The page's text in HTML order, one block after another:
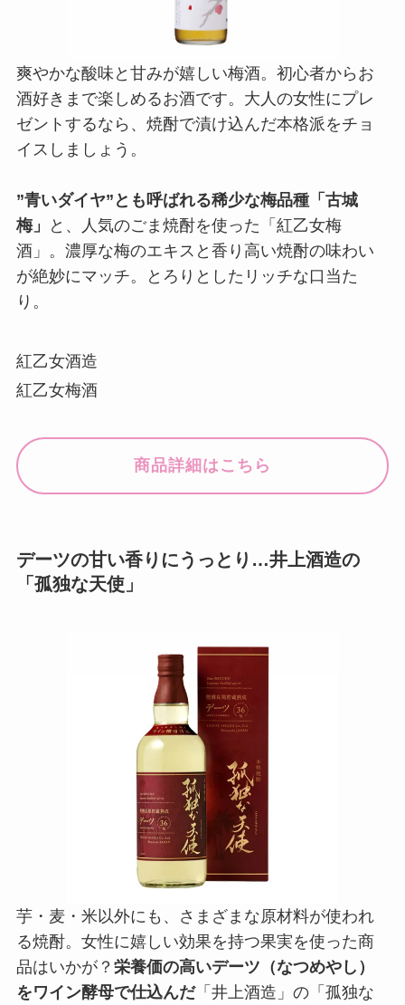
爽やかな酸味と甘みが嬉しい梅酒。初心者からお
酒好きまで楽しめるお酒です。大人の女性にプレ
ゼントするなら、焼酎で漬け込んだ本格派をチョ
イスしましょう。
”青いダイヤ”とも呼ばれる稀少な梅品種「古城
梅」
と、人気のごま焼酎を使った「紅乙女梅
酒」。濃厚な梅のエキスと香り高い焼酎の味わい
が絶妙にマッチ。とろりとしたリッチな口当た
り。
紅乙女酒造
紅乙女梅酒
商品詳細はこちら
デーツの甘い香りにうっとり…井上酒造の
「孤独な天使」
芋・麦・米以外にも、さまざまな原材料が使われ
る焼酎。女性に嬉しい効果を持つ果実を使った商
品はいかが？ 栄養価の高いデーツ（なつめやし）
をワイン酵母で仕込んだ「井上酒造」の「孤独な